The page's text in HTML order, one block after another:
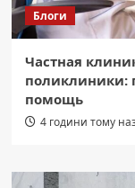
Блоги
Частная
поликлиники:
помощь
4 години тому